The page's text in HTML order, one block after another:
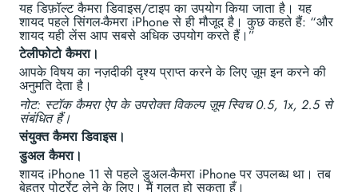
यह डिफ़ॉल्ट कैमरा डिवाइस/टाइप का उपयोग किया जाता है। यह
शायद पहले सिंगल-कैमरा iPhone से ही मौजूद है। कुछ कहते हैं: “और
शायद यही लेंस आप सबसे अधिक उपयोग करते हैं।”
टेलीफोटो कैमरा।
आपके विषय का नज़दीकी दृश्य प्राप्त करने के लिए ज़ूम इन करने की
अनुमति देता है।
नोट: स्टॉक कैमरा ऐप के उपरोक्त विकल्प ज़ूम स्विच 0.5, 1x, 2.5 से
संबंधित हैं।
संयुक्त कैमरा डिवाइस।
डुअल कैमरा।
शायद iPhone 11 से पहले डुअल-कैमरा iPhone पर उपलब्ध था। तब
बेहतर पोर्ट्रेट लेने के लिए। मैं गलत हो सकता हूँ।